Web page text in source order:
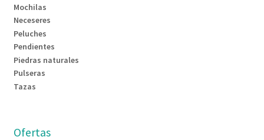
Mochilas
Neceseres
Peluches
Pendientes
Piedras naturales
Pulseras
Tazas
Ofertas